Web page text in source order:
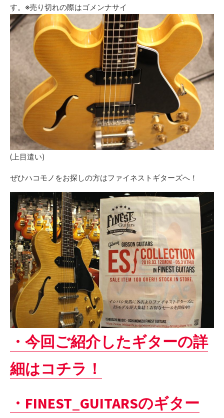
す。※売り切れの際はゴメンナサイ
(上目遣い)
ぜひハコモノをお探しの方はファイネストギターズへ！
・今回ご紹介したギターの詳
細はコチラ！
・FINEST_GUITARSのギター